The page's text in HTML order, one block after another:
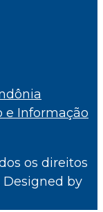
e Informação
os direitos
Designed by